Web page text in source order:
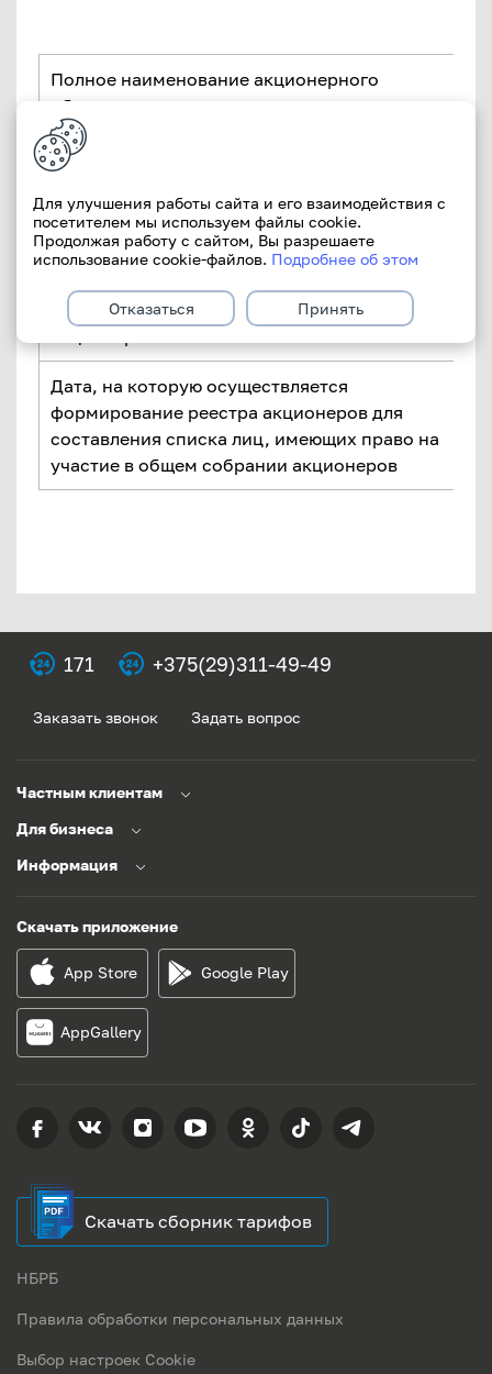
Полное наименование акционерного
общества
Местонахождение акционерного общества
Наименование уполномоченного органа
акционерного общества и дата принятия им
осуществляется формирование реестра
Дата, на которую осуществляется
формирование реестра акционеров для
составления списка лиц, имеющих право на
участие в общем собрании акционеров
171 +375(29)311-49-49
Заказать звонок Задать вопрос
Частным клиентам
Для бизнеса
Информация
Скачать приложение
App Store Google Play
AppGallery
Скачать сборник тарифов
НБРБ
Правила обработки персональных данных
Выбор настроек Cookie
Для улучшения работы сайта и его взаимодействия с
посетителем мы используем файлы cookie.
Продолжая работу с сайтом, Вы разрешаете
использование cookie-файлов. Подробнее об этом
Отказаться Принять